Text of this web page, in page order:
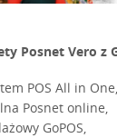
Posnet Vero z
POS All in One,
Posnet online,
GoPOS,